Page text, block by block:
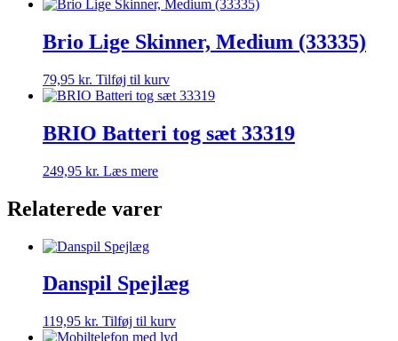
Brio Lige Skinner, Medium (33335)
79,95 kr. Tilføj til kurv
BRIO Batteri tog sæt 33319
249,95 kr. Læs mere
Relaterede varer
Danspil Spejlæg
119,95 kr. Tilføj til kurv